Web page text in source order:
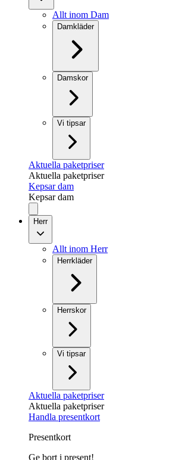
Allt inom Dam
Damkläder
Damskor
Vi tipsar
Aktuella paketpriser
Aktuella paketpriser
Kepsar dam
Kepsar dam
Herr
Allt inom Herr
Herrkläder
Herrskor
Vi tipsar
Aktuella paketpriser
Aktuella paketpriser
Handla presentkort
Presentkort
Ge bort i present!